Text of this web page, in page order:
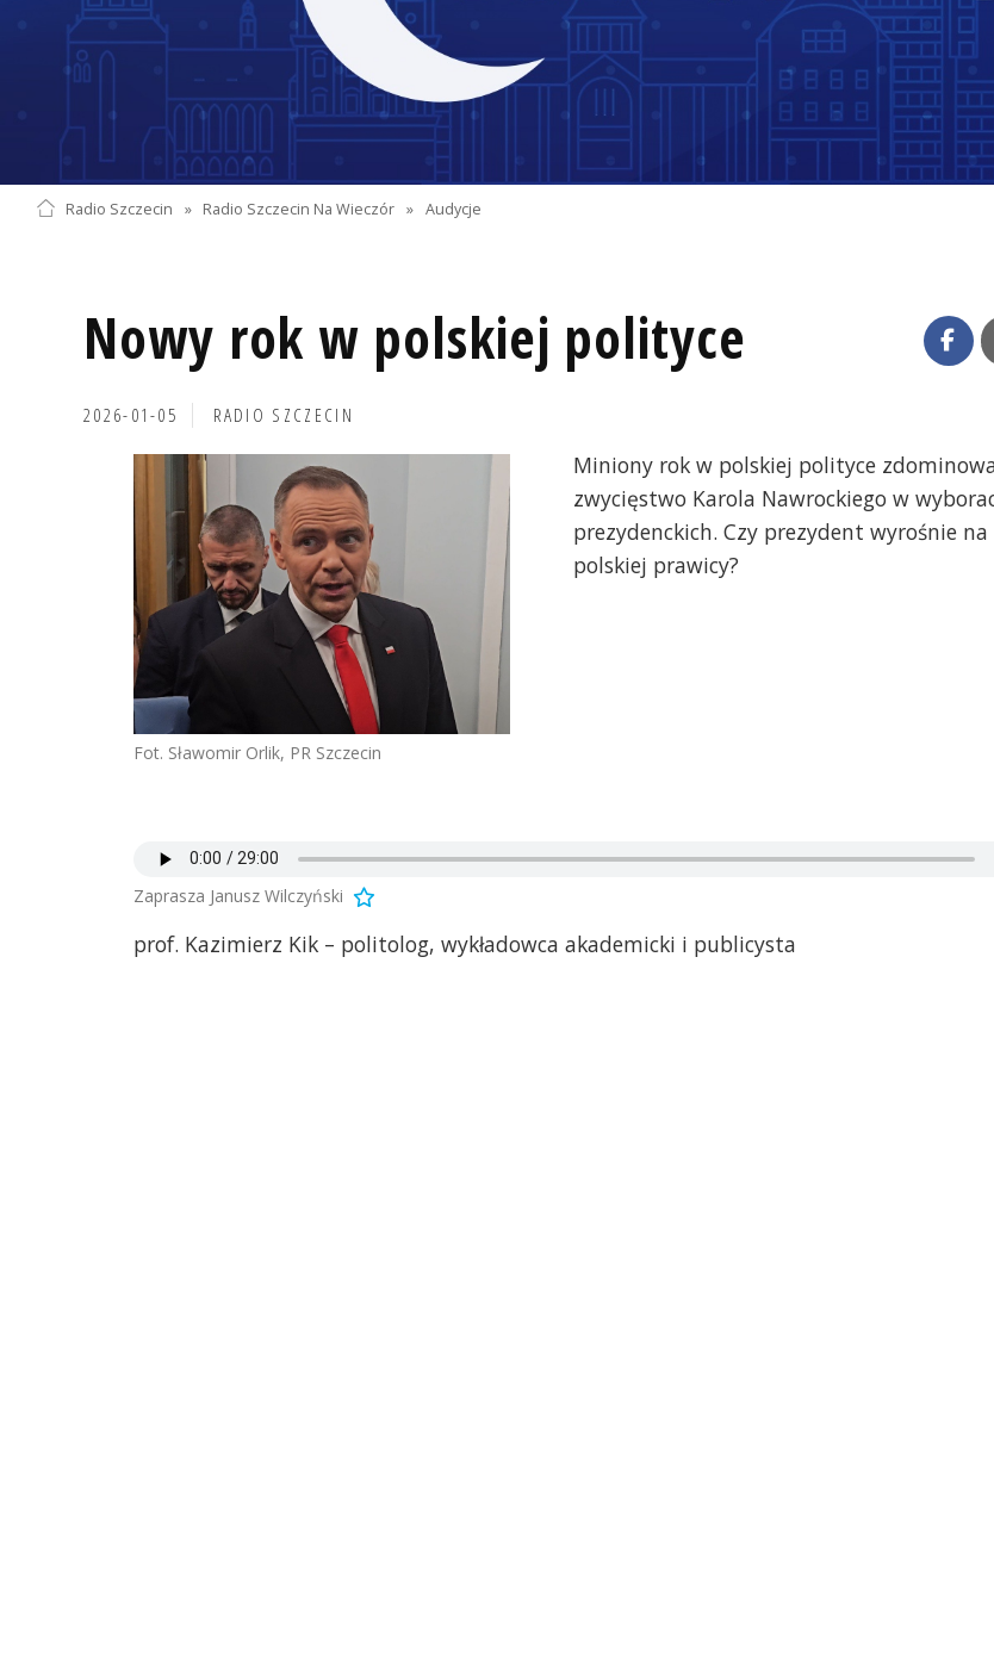
Radio Szczecin » Radio Szczecin Na Wieczór » Audycje
Nowy rok w polskiej polityce
2026-01-05 RADIO SZCZECIN
Fot. Sławomir Orlik, PR Szczecin
Miniony rok w polskiej polityce
zwycięstwo Karola Nawrockiego w
prezydenckich. Czy prezydent wyrośnie
polskiej prawicy?
Zaprasza Janusz Wilczyński
prof. Kazimierz Kik – politolog, wykładowca akademicki i publicysta